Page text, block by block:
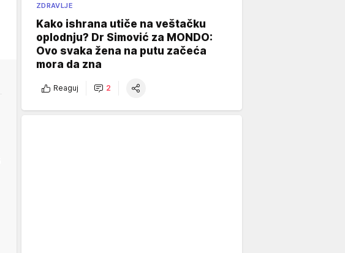
ZDRAVLJE
Kako ishrana utiče na veštačku
oplodnju? Dr Simović za MONDO:
Ovo svaka žena na putu začeća
mora da zna
Reaguj 2